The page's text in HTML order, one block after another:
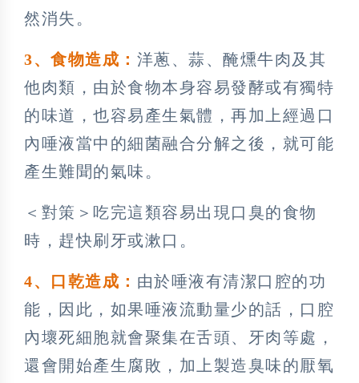
然消失。
3、食物造成： 洋蔥、蒜、醃燻牛肉及其
他肉類，由於食物本身容易發酵或有獨特
的味道，也容易產生氣體，再加上經過口
內唾液當中的細菌融合分解之後，就可能
產生難聞的氣味。
＜對策＞吃完這類容易出現口臭的食物
時，趕快刷牙或漱口。
4、口乾造成： 由於唾液有清潔口腔的功
能，因此，如果唾液流動量少的話，口腔
內壞死細胞就會聚集在舌頭、牙肉等處，
還會開始產生腐敗，加上製造臭味的厭氧